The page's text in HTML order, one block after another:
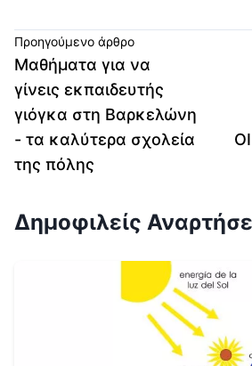
Προηγούμενο άρθρο
Μαθήματα για να
γίνεις εκπαιδευτής
γιόγκα στη Βαρκελώνη
- τα καλύτερα σχολεία
της πόλης
Δημοφιλείς